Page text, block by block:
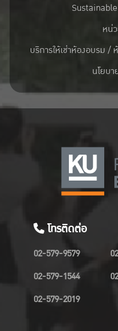
หน่
บริการให้เช่าห้องอบรม
นโยบ
โทรติดต่อ
02-579-9579
02-579-1544
02-579-2019